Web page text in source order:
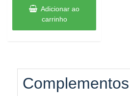
original
era:
R$239,00.R$199,00.
Adicionar ao
carrinho
Complementos